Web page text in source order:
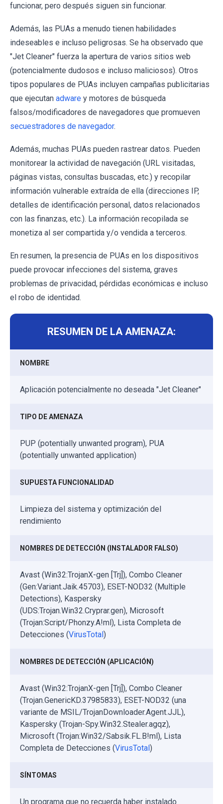
funcionar, pero después siguen sin funcionar.
Además, las PUAs a menudo tienen habilidades
indeseables e incluso peligrosas. Se ha observado que
"Jet Cleaner" fuerza la apertura de varios sitios web
(potencialmente dudosos e incluso maliciosos). Otros
tipos populares de PUAs incluyen campañas publicitarias
que ejecutan adware y motores de búsqueda
falsos/modificadores de navegadores que promueven
secuestradores de navegador.
Además, muchas PUAs pueden rastrear datos. Pueden
monitorear la actividad de navegación (URL visitadas,
páginas vistas, consultas buscadas, etc.) y recopilar
información vulnerable extraída de ella (direcciones IP,
detalles de identificación personal, datos relacionados
con las finanzas, etc.). La información recopilada se
monetiza al ser compartida y/o vendida a terceros.
En resumen, la presencia de PUAs en los dispositivos
puede provocar infecciones del sistema, graves
problemas de privacidad, pérdidas económicas e incluso
el robo de identidad.
RESUMEN DE LA AMENAZA:
NOMBRE
Aplicación potencialmente no deseada "Jet Cleaner"
TIPO DE AMENAZA
PUP (potentially unwanted program), PUA
(potentially unwanted application)
SUPUESTA FUNCIONALIDAD
Limpieza del sistema y optimización del
rendimiento
NOMBRES DE DETECCIÓN (INSTALADOR FALSO)
Avast (Win32:TrojanX-gen [Trj]), Combo Cleaner
(Gen:Variant.Jaik.45703), ESET-NOD32 (Multiple
Detections), Kaspersky
(UDS:Trojan.Win32.Cryprar.gen), Microsoft
(Trojan:Script/Phonzy.A!ml), Lista Completa de
Detecciones (VirusTotal )
NOMBRES DE DETECCIÓN (APLICACIÓN)
Avast (Win32:TrojanX-gen [Trj]), Combo Cleaner
(Trojan.GenericKD.37985833), ESET-NOD32 (una
variante de MSIL/TrojanDownloader.Agent.JJL),
Kaspersky (Trojan-Spy.Win32.Stealer.agqz),
Microsoft (Trojan:Win32/Sabsik.FL.B!ml), Lista
Completa de Detecciones (VirusTotal )
SÍNTOMAS
Un programa que no recuerda haber instalado